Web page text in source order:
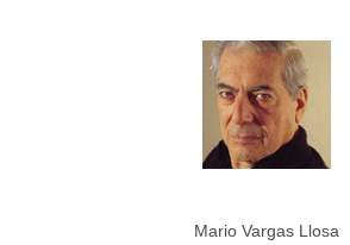
Mario Vargas Llosa